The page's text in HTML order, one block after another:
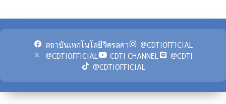
สถาบันเทคโนโลยีจิตรลดา
@CDTIOFFICIAL
@CDTIOFFICIAL
CDTI CHANNEL
@CDTI
@CDTIOFFICIAL